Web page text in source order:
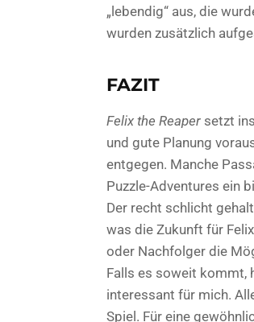
„lebendig“ aus, die
wurden zusätzlich
FAZIT
Felix the Reaper setzt
und gute Planung
entgegen. Manche
Puzzle-Adventures ein
Der recht schlicht
was die Zukunft für
oder Nachfolger die
Falls es soweit kommt,
interessant für mich.
Spiel. Für eine